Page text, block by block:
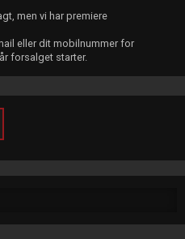
men vi har premiere
eller dit mobilnummer for
forsalget starter.